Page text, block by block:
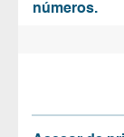
números.